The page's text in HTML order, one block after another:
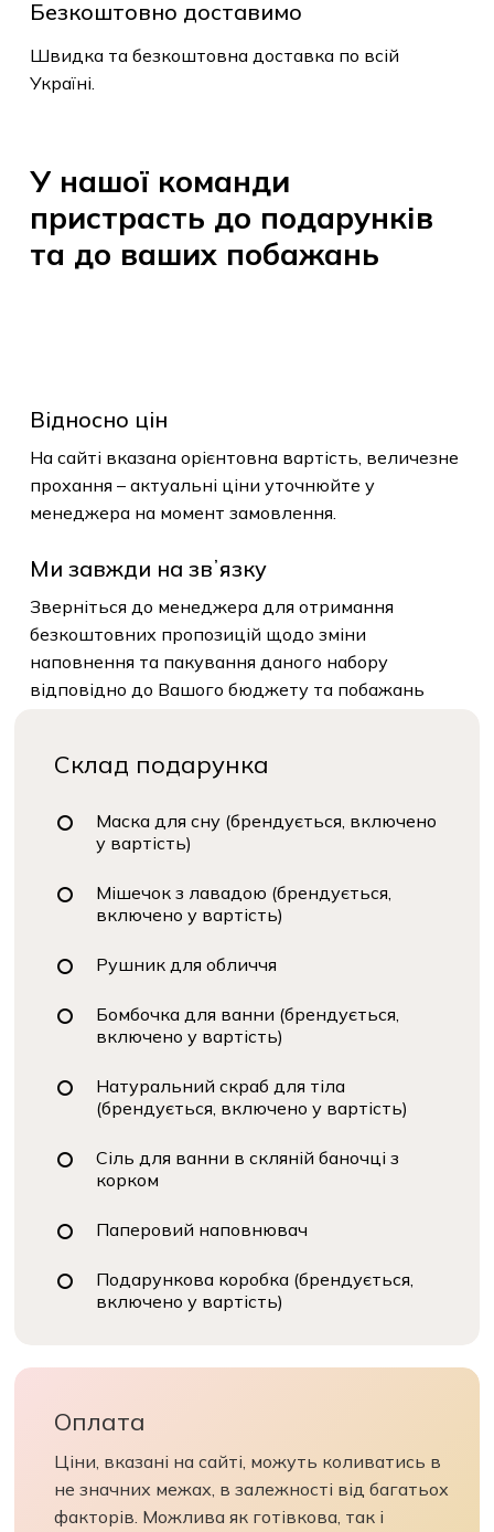
Безкоштовно доставимо
Швидка та безкоштовна доставка по всій
Україні.
У нашої команди
пристрасть до подарунків
та до ваших побажань
Відносно цін
На сайті вказана орієнтовна вартість, величезне
прохання – актуальні ціни уточнюйте у
менеджера на момент замовлення.
Ми завжди на звʼязку
Зверніться до менеджера для отримання
безкоштовних пропозицій щодо зміни
наповнення та пакування даного набору
відповідно до Вашого бюджету та побажань
Склад подарунка
Маска для сну (брендується, включено
у вартість)
Мішечок з лавадою (брендується,
включено у вартість)
Рушник для обличчя
Бомбочка для ванни (брендується,
включено у вартість)
Натуральний скраб для тіла
(брендується, включено у вартість)
Сіль для ванни в скляній баночці з
корком
Паперовий наповнювач
Подарункова коробка (брендується,
включено у вартість)
Оплата
Ціни, вказані на сайті, можуть коливатись в
не значних межах, в залежності від багатьох
факторів. Можлива як готівкова, так і